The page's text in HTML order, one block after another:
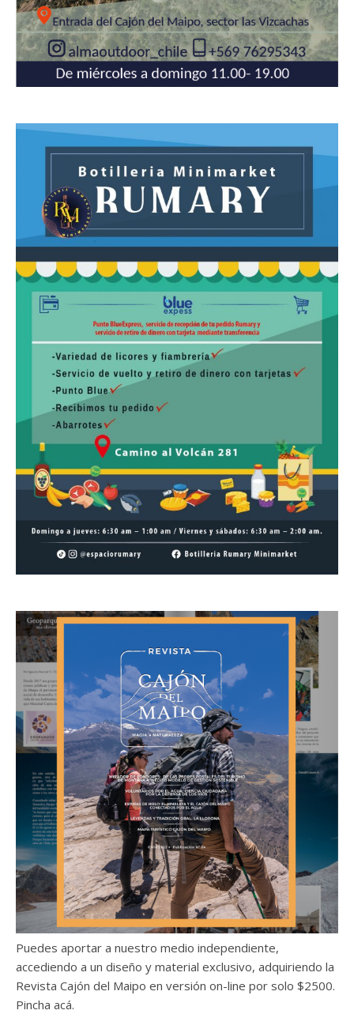
Puedes aportar a nuestro medio independiente,
accediendo a un diseño y material exclusivo, adquiriendo la
Revista Cajón del Maipo en versión on-line por solo $2500.
Pincha acá.